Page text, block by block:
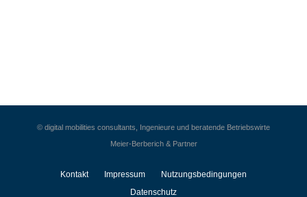
© digital mobilities consultants, Ingenieure und beratende Betriebswirte
Meier-Berberich & Partner
Kontakt Impressum
Nutzungsbedingungen
Datenschutz